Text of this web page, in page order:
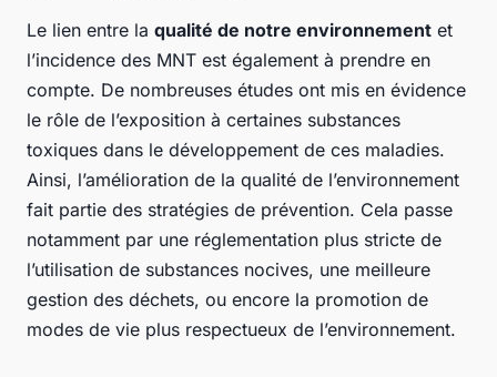
Le lien entre la qualité de notre environnement et
l’incidence des MNT est également à prendre en
compte. De nombreuses études ont mis en évidence
le rôle de l’exposition à certaines substances
toxiques dans le développement de ces maladies.
Ainsi, l’amélioration de la qualité de l’environnement
fait partie des stratégies de prévention. Cela passe
notamment par une réglementation plus stricte de
l’utilisation de substances nocives, une meilleure
gestion des déchets, ou encore la promotion de
modes de vie plus respectueux de l’environnement.